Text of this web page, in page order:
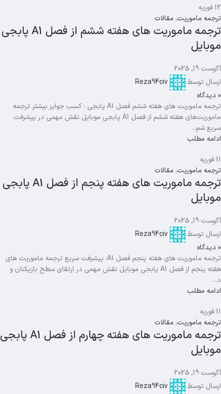
12فوریه
ترجمه ماموریت, مقالات
ترجمه ماموریت های هفته ششم از فصل A1 پابجی
موبایل
آگوست 19, 2025
ارسال توسط
Reza94civ
0 دیدگاه
ترجمه ماموریت های هفته ششم فصل A1 پابجی : کسب جوایز بیشتر ترجمه
ماموریت‌های هفته ششم از فصل A1 پابجی موبایل نقش مهمی در پیشرفت
سریع شم...
ادامه مطلب
11فوریه
ترجمه ماموریت, مقالات
ترجمه ماموریت های هفته پنجم از فصل A1 پابجی
موبایل
آگوست 19, 2025
ارسال توسط
Reza94civ
0 دیدگاه
ترجمه ماموریت های هفته پنجم فصل A1: پیشرفت سریع ترجمه ماموریت های
هفته پنجم از فصل A1 پابجی موبایل نقش مهمی در ارتقای سطح بازیکنان و
د...
ادامه مطلب
11فوریه
ترجمه ماموریت, مقالات
ترجمه ماموریت های هفته چهارم از فصل A1 پابجی
موبایل
آگوست 19, 2025
ارسال توسط
Reza94civ